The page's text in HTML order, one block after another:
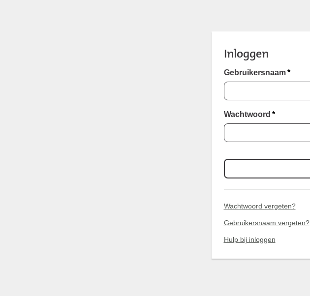
Inloggen
Gebruikersnaam *
Wachtwoord *
Wachtwoord vergeten?
Gebruikersnaam vergeten?
Hulp bij inloggen